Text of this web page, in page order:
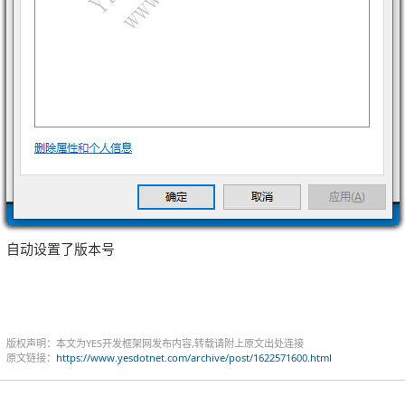
自动设置了版本号
版权声明：本文为YES开发框架网发布内容,转载请附上原文出处连接
原文链接： https://www.yesdotnet.com/archive/post/1622571600.html